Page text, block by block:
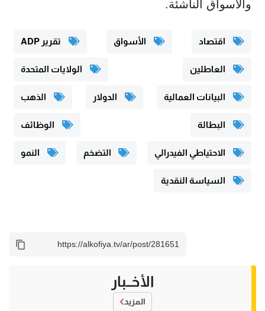
والأسواق الناشئة.
اقتصاد الأسواق تقرير ADP
العاطلين الولايات المتحدة
البيانات العمالية الدولار الذهب
البطالة الوظائف
الاحتياطي الفيدرالي التضخم النمو
السياسة النقدية
الأخــبار
المزيد